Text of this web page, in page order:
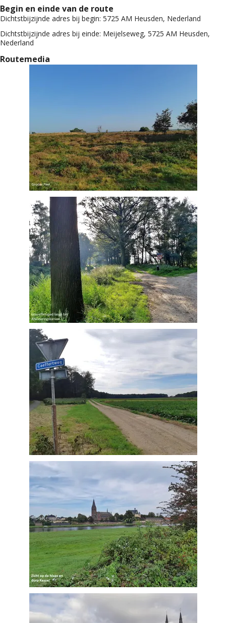
Begin en einde van de route
Dichtstbijzijnde adres bij begin: 5725 AM Heusden, Nederland
Dichtstbijzijnde adres bij einde: Meijelseweg, 5725 AM Heusden,
Nederland
Routemedia